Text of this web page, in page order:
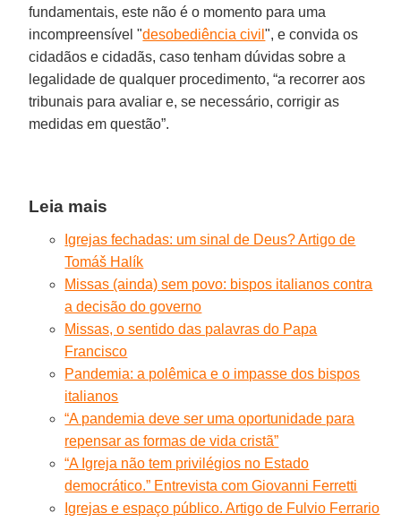
fundamentais, este não é o momento para uma
incompreensível "desobediência civil", e convida os
cidadãos e cidadãs, caso tenham dúvidas sobre a
legalidade de qualquer procedimento, “a recorrer aos
tribunais para avaliar e, se necessário, corrigir as
medidas em questão”.
Leia mais
Igrejas fechadas: um sinal de Deus? Artigo de
Tomáš Halík
Missas (ainda) sem povo: bispos italianos contra
a decisão do governo
Missas, o sentido das palavras do Papa
Francisco
Pandemia: a polêmica e o impasse dos bispos
italianos
“A pandemia deve ser uma oportunidade para
repensar as formas de vida cristã”
“A Igreja não tem privilégios no Estado
democrático.” Entrevista com Giovanni Ferretti
Igrejas e espaço público. Artigo de Fulvio Ferrario